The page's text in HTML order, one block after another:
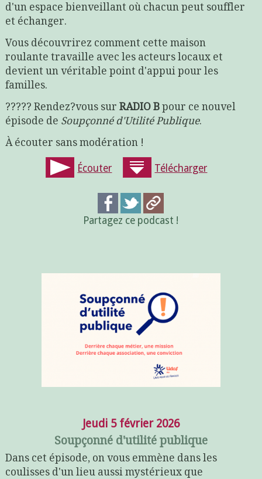
d'un espace bienveillant où chacun peut souffler
et échanger.
Vous découvrirez comment cette maison
roulante travaille avec les acteurs locaux et
devient un véritable point d'appui pour les
familles.
????? Rendez?vous sur RADIO Bpour ce nouvel
épisode de Soupçonné d'Utilité Publique.
À écouter sans modération !
Écouter Télécharger
Partagez ce podcast !
Jeudi 5 février 2026
Soupçonné d'utilité publique
Dans cet épisode, on vous emmène dans les
coulisses d'un lieu aussi mystérieux que